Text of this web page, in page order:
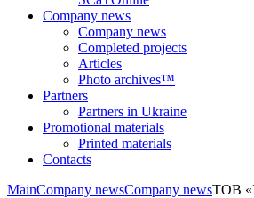
Company news
Company news
Completed projects
Articles
Photo archives™
Partners
Partners in Ukraine
Promotional materials
Printed materials
Contacts
MainCompany newsCompany newsТОВ